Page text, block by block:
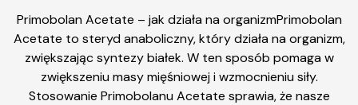
Primobolan Acetate – jak działa na organizmPrimobolan
Acetate to steryd anaboliczny, który działa na organizm,
zwiększając syntezy białek. W ten sposób pomaga w
zwiększeniu masy mięśniowej i wzmocnieniu siły.
Stosowanie Primobolanu Acetate sprawia, że nasze